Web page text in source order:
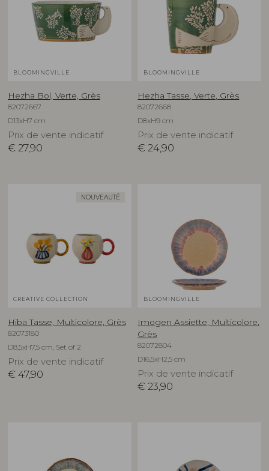
BLOOMINGVILLE
Hezha Bol, Verte, Grès
82072667
D13xH7 cm
Prix de vente indicatif
€ 27,90
BLOOMINGVILLE
Hezha Tasse, Verte, Grès
82072668
D8xH9 cm
Prix de vente indicatif
€ 24,90
NOUVEAUTÉ
CREATIVE COLLECTION
Hiba Tasse, Multicolore, Grès
82073180
D8,5xH7,5 cm, Set of 2
Prix de vente indicatif
€ 47,90
BLOOMINGVILLE
Imogen Assiette, Multicolore,
Grès
82072804
D16,5xH2,5 cm
Prix de vente indicatif
€ 23,90